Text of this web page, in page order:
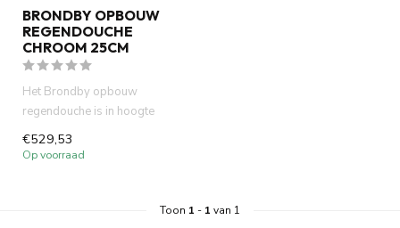
BRONDBY OPBOUW
REGENDOUCHE
CHROOM 25CM
Het Brondby opbouw
regendouche is in hoogte
verstelbaar en voorzien van
een ther...
€529,53
Op voorraad
Toon 1 - 1 van 1